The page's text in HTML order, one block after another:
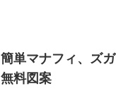
簡単マナフィ、ズ
無料図案